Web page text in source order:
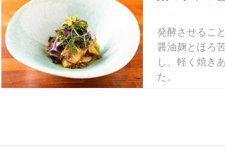
発酵させるこ
醤油麹とほろ
し、軽く焼き
た。